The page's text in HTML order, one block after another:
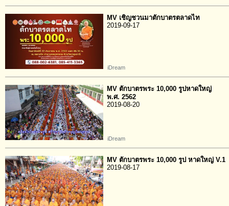
MV เชิญชวนมาตักบาตรตลาดไท
2019-09-17
iDream
MV ตักบาตรพระ 10,000 รูปหาดใหญ่
พ.ศ. 2562
2019-08-20
iDream
MV ตักบาตรพระ 10,000 รูป หาดใหญ่ V.1
2019-08-17